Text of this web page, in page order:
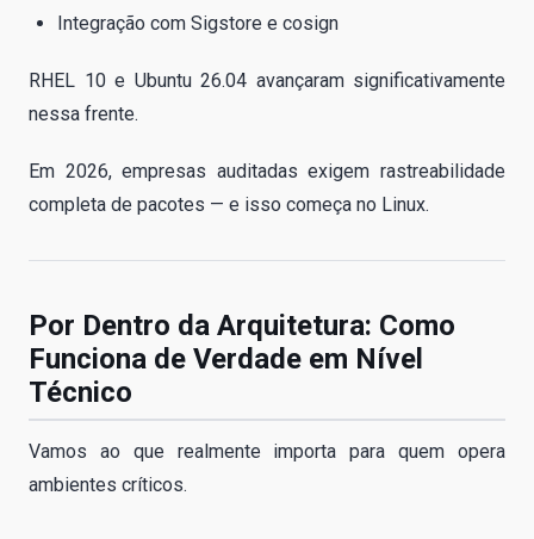
Integração com Sigstore e cosign
RHEL 10 e Ubuntu 26.04 avançaram significativamente
nessa frente.
Em 2026, empresas auditadas exigem rastreabilidade
completa de pacotes — e isso começa no Linux.
Por Dentro da Arquitetura: Como
Funciona de Verdade em Nível
Técnico
Vamos ao que realmente importa para quem opera
ambientes críticos.